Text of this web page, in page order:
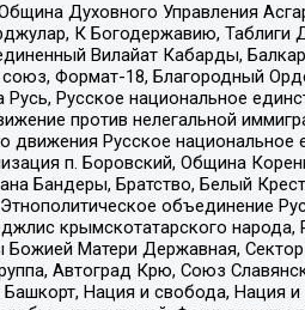
Духовного Управления
К Богодержавию, Таблиги
Вилайат Кабарды,
Формат-18, Благородный
Русское национальное
против нелегальной
Русское национальное
п. Боровский, Община
Бандеры, Братство, Белый
объединение
крымскотатарского
Матери Державная,
Автоград Крю, Союз
Нация и свобода, Нация